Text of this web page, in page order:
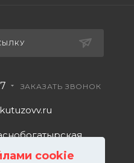
cookie
ЗАКАЗАТЬ ЗВОНОК